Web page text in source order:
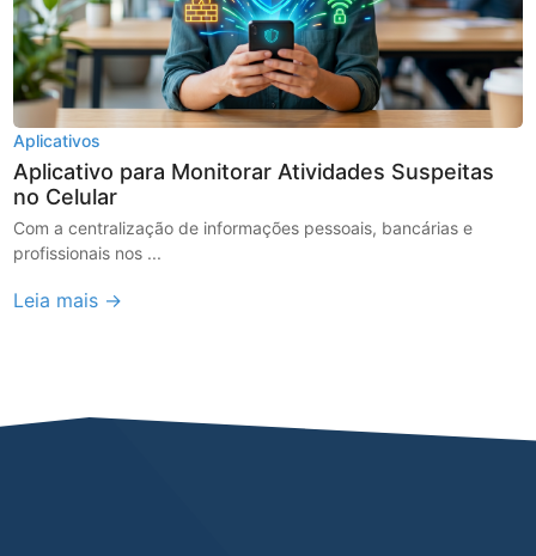
Aplicativos
Aplicativo para Monitorar Atividades Suspeitas
no Celular
Com a centralização de informações pessoais, bancárias e
profissionais nos ...
Leia mais →